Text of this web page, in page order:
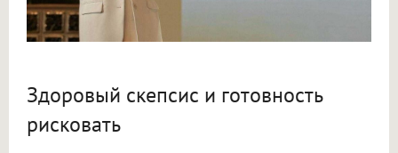
Здоровый скепсис и готовность
рисковать